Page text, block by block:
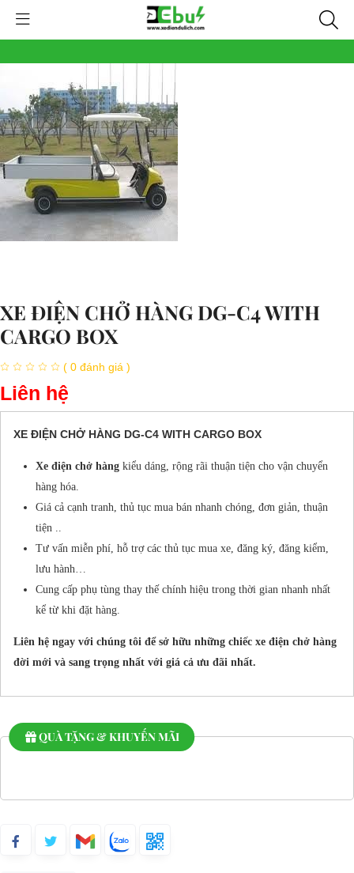
XE ĐIỆN CHỞ HÀNG DG-C4 WITH
CARGO BOX
( 0 đánh giá )
Liên hệ
XE ĐIỆN CHỞ HÀNG DG-C4 WITH CARGO BOX
Xe điện chở hàng kiểu dáng, rộng rãi thuận tiện cho vận chuyển
hàng hóa.
Giá cả cạnh tranh, thủ tục mua bán nhanh chóng, đơn giản, thuận
tiện ..
Tư vấn miễn phí, hỗ trợ các thủ tục mua xe, đăng ký, đăng kiểm,
lưu hành…
Cung cấp phụ tùng thay thế chính hiệu trong thời gian nhanh nhất
kể từ khi đặt hàng.
Liên hệ ngay với chúng tôi để sở hữu những chiếc xe điện chở hàng
đời mới và sang trọng nhất với giá cả ưu đãi nhất.
QUÀ TẶNG & KHUYẾN MÃI